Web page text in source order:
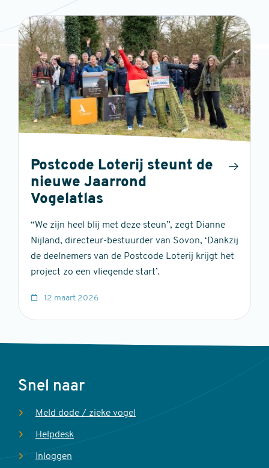
Postcode Loterij steunt de
nieuwe Jaarrond
Vogelatlas
“We zijn heel blij met deze steun”, zegt Dianne
Nijland, directeur-bestuurder van Sovon, ‘Dankzij
de deelnemers van de Postcode Loterij krijgt het
project zo een vliegende start’.
12 maart 2026
Voet
Snel naar
Meld dode / zieke vogel
Helpdesk
Inloggen